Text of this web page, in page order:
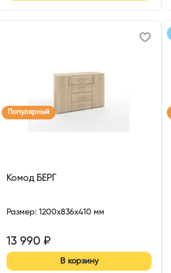
Популярный
Комод БЕРГ
Размер: 1200x836x410 мм
13 990 ₽
В корзину